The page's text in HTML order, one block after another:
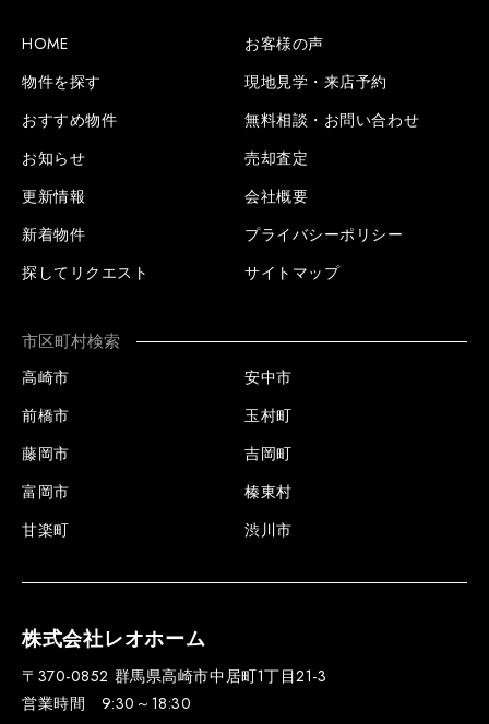
HOME
物件を探す
おすすめ物件
お知らせ
更新情報
新着物件
探してリクエスト
お客様の声
現地見学・来店予約
無料相談・お問い合わせ
売却査定
会社概要
プライバシーポリシー
サイトマップ
市区町村検索
高崎市
前橋市
藤岡市
富岡市
甘楽町
安中市
玉村町
吉岡町
榛東村
渋川市
株式会社レオホーム
〒370-0852 群馬県高崎市中居町1丁目21-3
営業時間 9:30～18:30